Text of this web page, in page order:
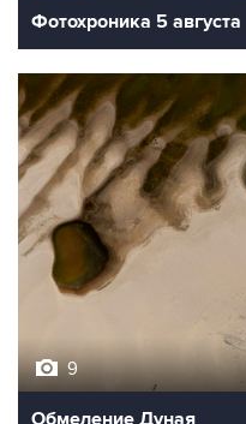
Фотохроника 5 августа
9